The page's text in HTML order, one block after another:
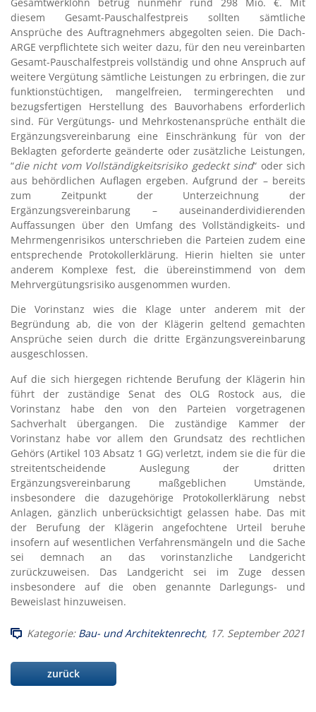
diesem Gesamt-Pauschalfestpreis sollten sämtliche
Ansprüche des Auftragnehmers abgegolten seien. Die Dach-
ARGE verpflichtete sich weiter dazu, für den neu vereinbarten
Gesamt-Pauschalfestpreis vollständig und ohne Anspruch auf
weitere Vergütung sämtliche Leistungen zu erbringen, die zur
funktionstüchtigen, mangelfreien, termingerechten und
bezugsfertigen Herstellung des Bauvorhabens erforderlich
sind. Für Vergütungs- und Mehrkostenansprüche enthält die
Ergänzungsvereinbarung eine Einschränkung für von der
Beklagten geforderte geänderte oder zusätzliche Leistungen,
“die nicht vom Vollständigkeitsrisiko gedeckt sind“ oder sich
aus behördlichen Auflagen ergeben. Aufgrund der – bereits
zum Zeitpunkt der Unterzeichnung der
Ergänzungsvereinbarung – auseinanderdividierenden
Auffassungen über den Umfang des Vollständigkeits- und
Mehrmengenrisikos unterschrieben die Parteien zudem eine
entsprechende Protokollerklärung. Hierin hielten sie unter
anderem Komplexe fest, die übereinstimmend von dem
Mehrvergütungsrisiko ausgenommen wurden.
Die Vorinstanz wies die Klage unter anderem mit der
Begründung ab, die von der Klägerin geltend gemachten
Ansprüche seien durch die dritte Ergänzungsvereinbarung
ausgeschlossen.
Auf die sich hiergegen richtende Berufung der Klägerin hin
führt der zuständige Senat des OLG Rostock aus, die
Vorinstanz habe den von den Parteien vorgetragenen
Sachverhalt übergangen. Die zuständige Kammer der
Vorinstanz habe vor allem den Grundsatz des rechtlichen
Gehörs (Artikel 103 Absatz 1 GG) verletzt, indem sie die für die
streitentscheidende Auslegung der dritten
Ergänzungsvereinbarung maßgeblichen Umstände,
insbesondere die dazugehörige Protokollerklärung nebst
Anlagen, gänzlich unberücksichtigt gelassen habe. Das mit
der Berufung der Klägerin angefochtene Urteil beruhe
insofern auf wesentlichen Verfahrensmängeln und die Sache
sei demnach an das vorinstanzliche Landgericht
zurückzuweisen. Das Landgericht sei im Zuge dessen
insbesondere auf die oben genannte Darlegungs- und
Beweislast hinzuweisen.
Kategorie: Bau- und Architektenrecht, 17. September 2021
zurück